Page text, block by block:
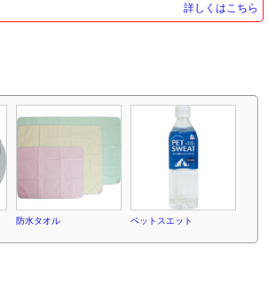
詳しくはこちら
防水タオル ペットスエット